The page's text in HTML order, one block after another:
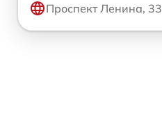
Проспект Ленина, 33